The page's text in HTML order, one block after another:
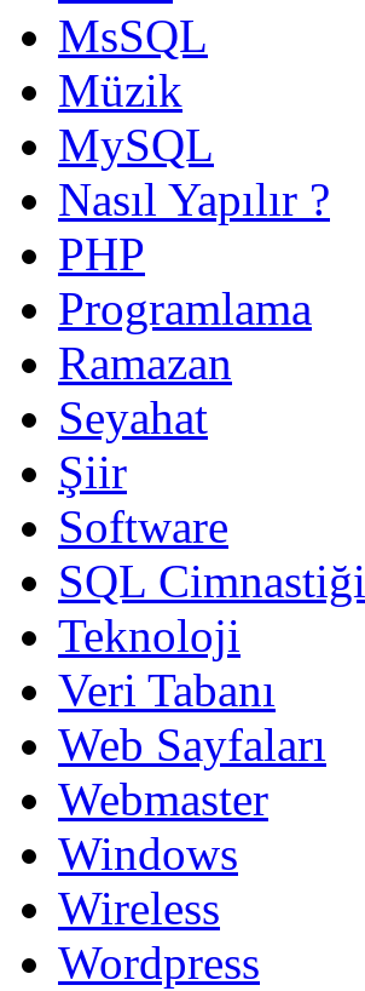
MsSQL
Müzik
MySQL
Nasıl Yapılır ?
PHP
Programlama
Ramazan
Seyahat
Şiir
Software
SQL Cimnastiği
Teknoloji
Veri Tabanı
Web Sayfaları
Webmaster
Windows
Wireless
Wordpress